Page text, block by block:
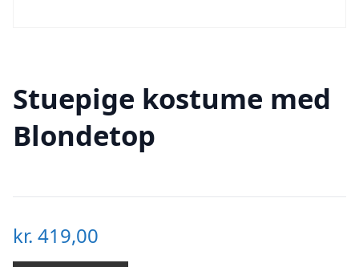
Stuepige kostume med
Blondetop
kr. 419,00